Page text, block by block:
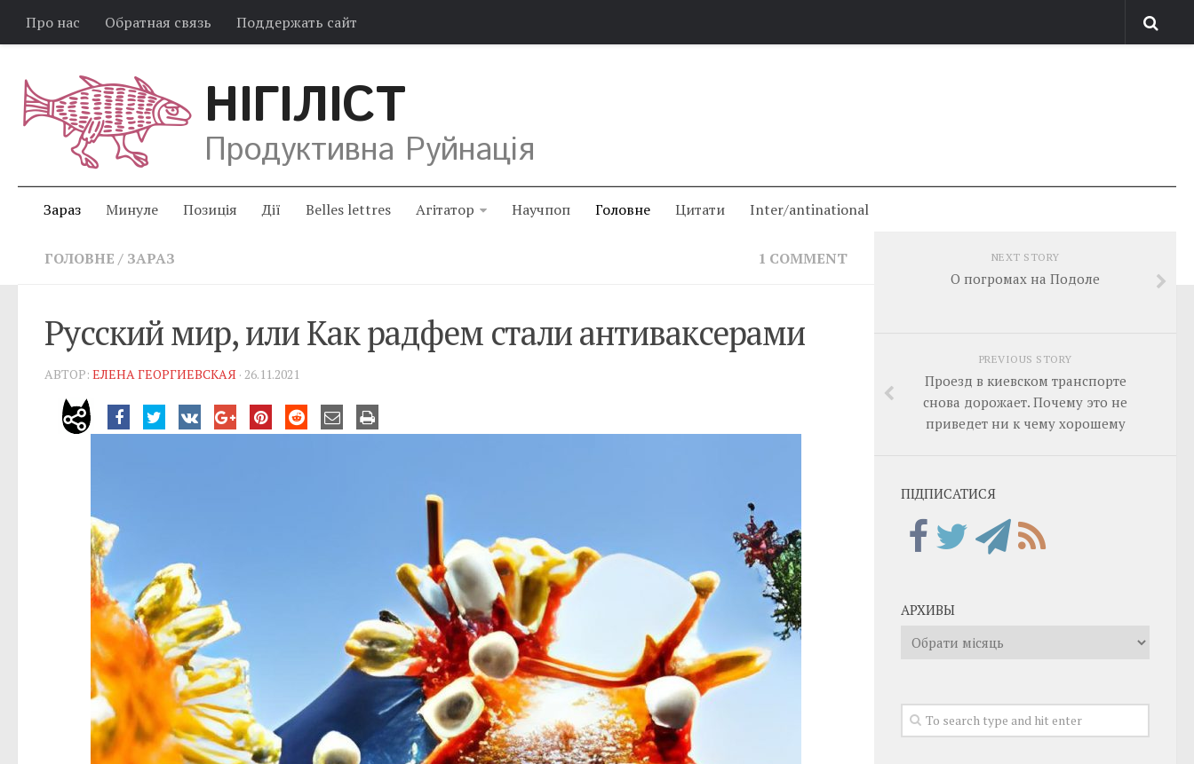
Про нас Обратная связь Поддержать сайт
НІГІЛІСТ
Продуктивна Руйнація
Зараз Минуле Позиція Дії Belles lettres Агітатор Научпоп Головне Цитати Inter/antinational
ГОЛОВНЕ / ЗАРАЗ 1 COMMENT
Русский мир, или Как радфем стали антиваксерами
АВТОР: ЕЛЕНА ГЕОРГИЕВСКАЯ · 26.11.2021
NEXT STORY
О погромах на Подоле
PREVIOUS STORY
Проезд в киевском транспорте
снова дорожает. Почему это не
приведет ни к чему хорошему
ПІДПИСАТИСЯ
АРХИВЫ
Архивы